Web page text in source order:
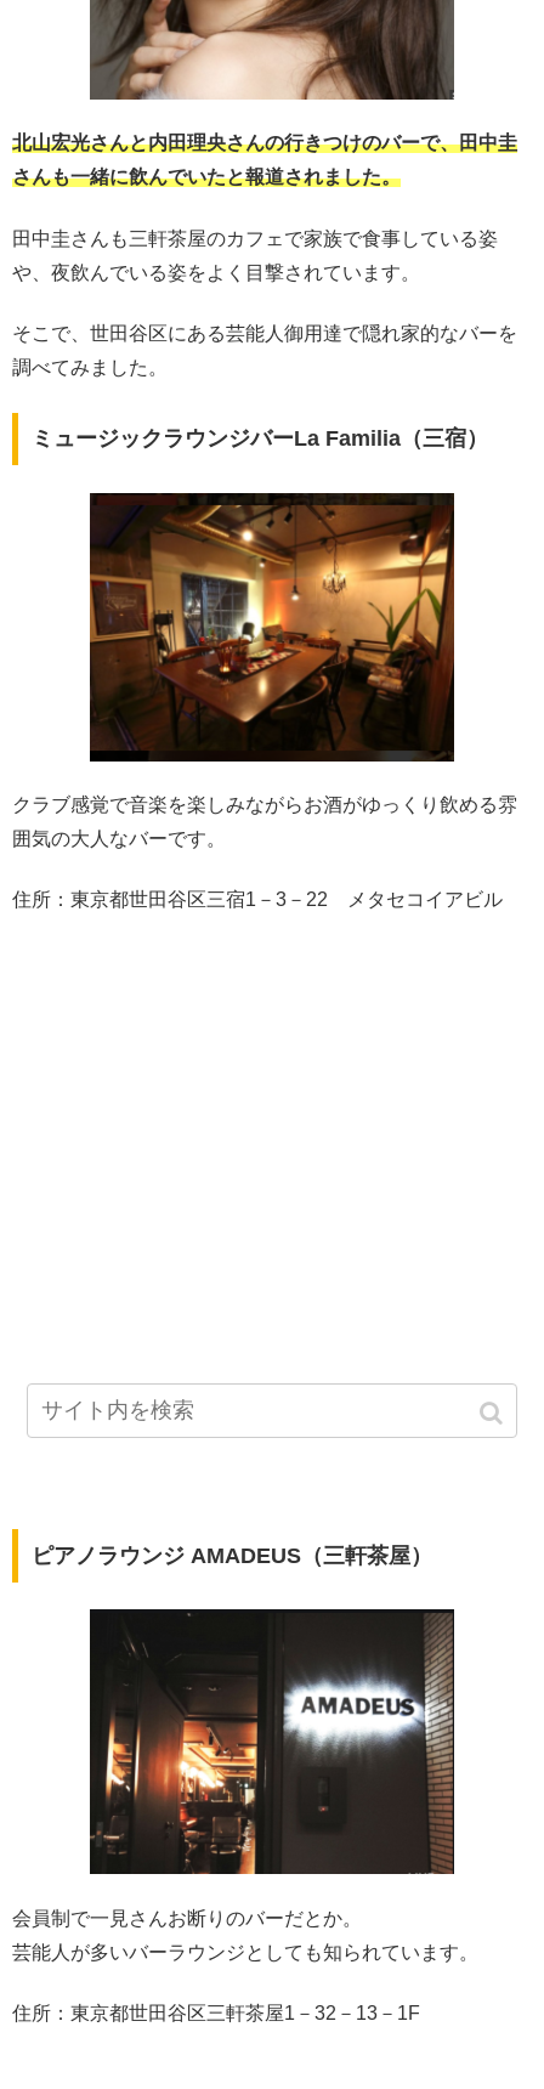
北山宏光さんと内田理央さんの行きつけのバーで、田中圭
さんも一緒に飲んでいたと報道されました。
田中圭さんも三軒茶屋のカフェで家族で食事している姿
や、夜飲んでいる姿をよく目撃されています。
そこで、世田谷区にある芸能人御用達で隠れ家的なバーを
調べてみました。
ミュージックラウンジバーLa Familia（三宿）
クラブ感覚で音楽を楽しみながらお酒がゆっくり飲める雰
囲気の大人なバーです。
住所：東京都世田谷区三宿1－3－22 メタセコイアビル
ピアノラウンジ AMADEUS（三軒茶屋）
会員制で一見さんお断りのバーだとか。
芸能人が多いバーラウンジとしても知られています。
住所：東京都世田谷区三軒茶屋1－32－13－1F